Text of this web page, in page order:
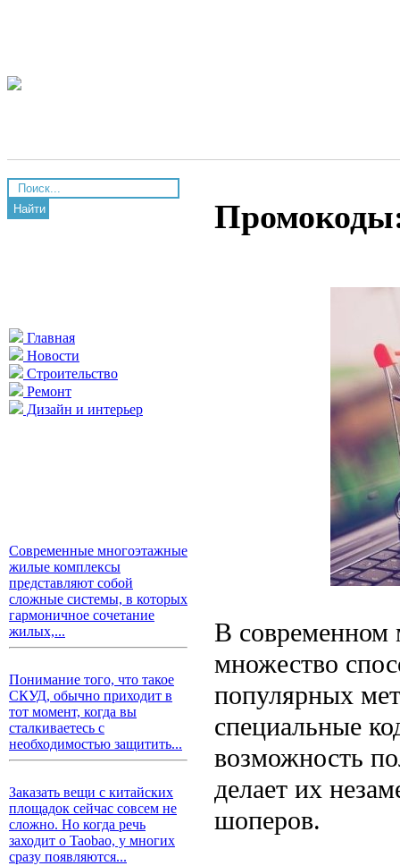
Найти
Главная
Новости
Строительство
Ремонт
Дизайн и интерьер
Современные многоэтажные
жилые комплексы
представляют собой
сложные системы, в которых
гармоничное сочетание
жилых,...
Понимание того, что такое
СКУД, обычно приходит в
тот момент, когда вы
сталкиваетесь с
необходимостью защитить...
Заказать вещи с китайских
площадок сейчас совсем не
сложно. Но когда речь
заходит о Taobao, у многих
сразу появляются...
В современном
множество
популярных
специальные
возможность
делает их
шоперов.